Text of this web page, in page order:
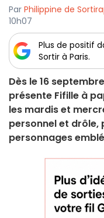
Par Philippine de
10h07
Plus de positif
Sortir à Paris.
Dès le 16
présente Fifille à
les mardis et
personnel et drôle,
personnages